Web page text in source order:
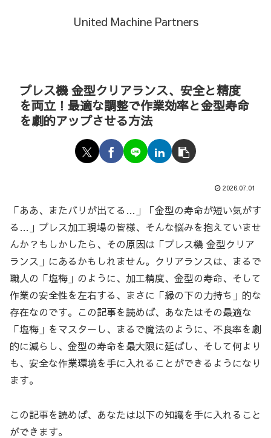
United Machine Partners
プレス機 金型クリアランス、安全と精度
を両立！最適な調整で作業効率と金型寿命
を劇的アップさせる方法
2026.07.01
「ああ、またバリが出てる…」「金型の寿命が短い気がす
る…」プレス加工現場の皆様、そんな悩みを抱えていませ
んか？もしかしたら、その原因は「プレス機 金型クリア
ランス」にあるかもしれません。クリアランスは、まるで
職人の「塩梅」のように、加工精度、金型の寿命、そして
作業の安全性を左右する、まさに「縁の下の力持ち」的な
存在なのです。この記事を読めば、あなたはその最適な
「塩梅」をマスターし、まるで魔法のように、不良率を劇
的に減らし、金型の寿命を最大限に延ばし、そして何より
も、安全な作業環境を手に入れることができるようになり
ます。
この記事を読めば、あなたは以下の知識を手に入れること
ができます。